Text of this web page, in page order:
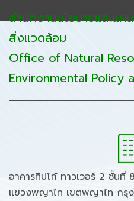
สำนักงานนโยบายและแผ
สิ่งแวดล้อม
Office of Natural
Environmental Policy
อาคารทิปโก้ ทาวเวอร์ 2 ชั้นที่
แขวงพญาไท เขตพญาไท กรุ